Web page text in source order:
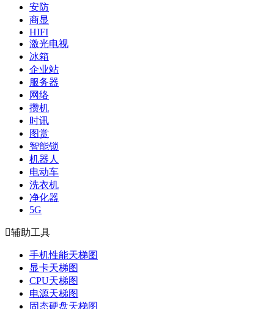
安防
商显
HIFI
激光电视
冰箱
企业站
服务器
网络
攒机
时讯
图赏
智能锁
机器人
电动车
洗衣机
净化器
5G
辅助工具
手机性能天梯图
显卡天梯图
CPU天梯图
电源天梯图
固态硬盘天梯图